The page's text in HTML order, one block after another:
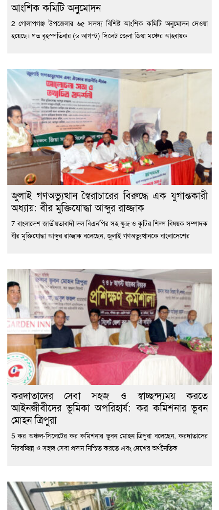
আংশিক কমিটি অনুমোদন
2 গোলাপগঞ্জ উপজেলার ৬৫ সদস্য বিশিষ্ট আংশিক কমিটি অনুমোদন দেওয়া
হয়েছে। গত বৃহস্পতিবার (৬ আগস্ট) সিলেট জেলা জিয়া মঞ্চের আহ্বায়ক
জুলাই গণঅভ্যুত্থান স্বৈরাচারের বিরুদ্ধে এক যুগান্তকারী
অধ্যায়: বীর মুক্তিযোদ্ধা আব্দুর রাজ্জাক
7 বাংলাদেশ জাতীয়তাবাদী দল বিএনপির সহ ক্ষুদ্র ও কুটির শিল্প বিষয়ক সম্পাদক
বীর মুক্তিযোদ্ধা আব্দুর রাজ্জাক বলেছেন, জুলাই গণঅভ্যুত্থানকে বাংলাদেশের
করদাতাদের সেবা সহজ ও স্বাচ্ছন্দ্যময় করতে
আইনজীবীদের ভূমিকা অপরিহার্য: কর কমিশনার ভূবন
মোহন ত্রিপুরা
5 কর অঞ্চল-সিলেটের কর কমিশনার ভূবন মোহন ত্রিপুরা বলেছেন, করদাতাদের
নিরবচ্ছিন্ন ও সহজ সেবা প্রদান নিশ্চিত করতে এবং দেশের অর্থনৈতিক